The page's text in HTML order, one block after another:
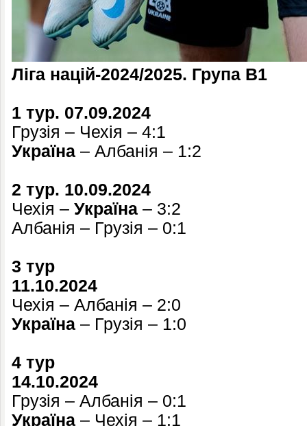
Ліга націй-2024/2025. Група В1
1 тур. 07.09.2024
Грузія – Чехія – 4:1
Україна – Албанія – 1:2
2 тур. 10.09.2024
Чехія – Україна – 3:2
Албанія – Грузія – 0:1
3 тур
11.10.2024
Чехія – Албанія – 2:0
Україна – Грузія – 1:0
4 тур
14.10.2024
Грузія – Албанія – 0:1
Україна – Чехія – 1:1